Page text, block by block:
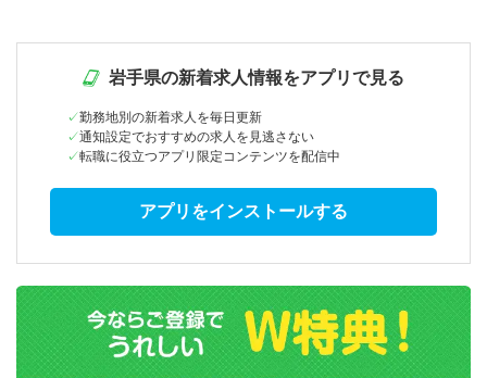
岩手県の新着求人情報をアプリで見る
勤務地別の新着求人を毎日更新
通知設定でおすすめの求人を見逃さない
転職に役立つアプリ限定コンテンツを配信中
アプリをインストールする